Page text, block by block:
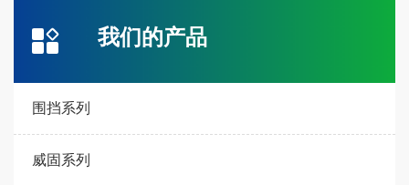
我们的产品
围挡系列
威固系列